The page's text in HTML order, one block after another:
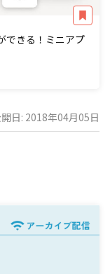
できる！ミニアプ
日: 2018年04月05日